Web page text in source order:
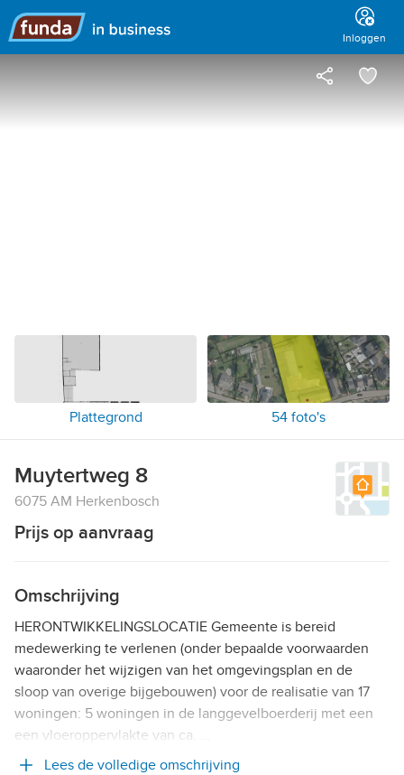
Hoofdmenu
Inloggen
Plattegrond 54 foto's
Muytertweg 8
6075 AM Herkenbosch
Prijs op aanvraag
Omschrijving
HERONTWIKKELINGSLOCATIE Gemeente is bereid
medewerking te verlenen (onder bepaalde voorwaarden
waaronder het wijzigen van het omgevingsplan en de
sloop van overige bijgebouwen) voor de realisatie van 17
woningen: 5 woningen in de langgevelboerderij met een
een vloeroppervlakte van ca. …
Lees de volledige omschrijving